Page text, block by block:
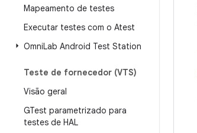
Mapeamento de testes
Executar testes com o Atest
OmniLab Android Test Station
Teste de fornecedor (VTS)
Visão geral
GTest parametrizado para
testes de HAL